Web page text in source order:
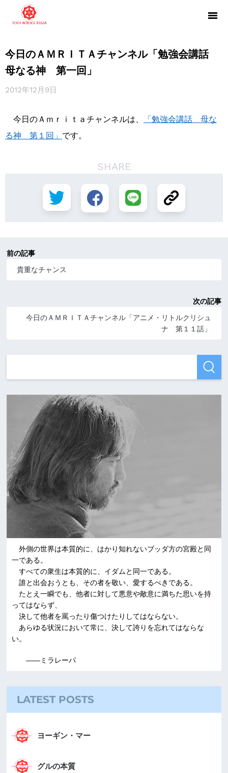
今日のＡＭＲＩＴＡチャンネル「勉強会講話
母なる神 第一回」
2012年12月9日
今日のＡｍｒｉｔａチャンネルは、
「勉強会講話 母な
る神 第１回」 です。
SHARE
前の記事
貴重なチャンス
次の記事
今日のＡＭＲＩＴＡチャンネル「アニメ・リトルクリシュ
ナ 第１１話」
外側の世界は本質的に、はかり知れないブッダ方の宮殿と同
一である。
すべての衆生は本質的に、イダムと同一である。
誰と出会おうとも、その者を敬い、愛するべきである。
たとえ一瞬でも、他者に対して悪意や敵意に満ちた思いを持
ってはならず、
決して他者を罵ったり傷つけたりしてはならない。
あらゆる状況において常に、決して誇りを忘れてはならな
い。
――ミラレーパ
LATEST POSTS
ヨーギン・マー
グルの本質